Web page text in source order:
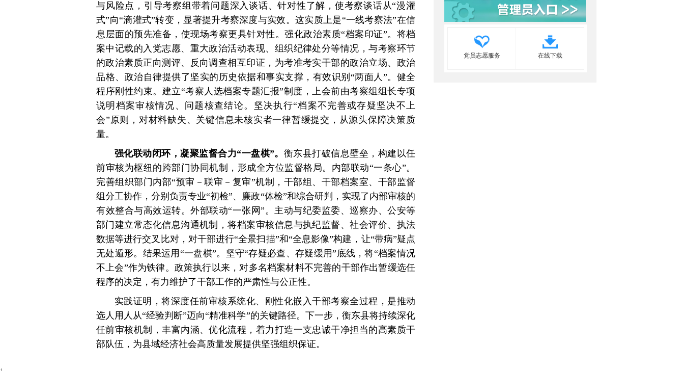
与风险点，引导考察组带着问题深入谈话、针对性了解，使考察谈话从“漫灌
式”向“滴灌式”转变，显著提升考察深度与实效。这实质上是“一线考察法”在信
息层面的预先准备，使现场考察更具针对性。强化政治素质“档案印证”。将档
案中记载的入党志愿、重大政治活动表现、组织纪律处分等情况，与考察环节
的政治素质正向测评、反向调查相互印证，为考准考实干部的政治立场、政治
品格、政治自律提供了坚实的历史依据和事实支撑，有效识别“两面人”。健全
程序刚性约束。建立“考察人选档案专题汇报”制度，上会前由考察组组长专项
说明档案审核情况、问题核查结论。坚决执行“档案不完善或存疑坚决不上
会”原则，对材料缺失、关键信息未核实者一律暂缓提交，从源头保障决策质
量。
强化联动闭环，凝聚监督合力“一盘棋”。 衡东县打破信息壁垒，构建以任
前审核为枢纽的跨部门协同机制，形成全方位监督格局。内部联动“一条心”。
完善组织部门内部“预审－联审－复审”机制，干部组、干部档案室、干部监督
组分工协作，分别负责专业“初检”、廉政“体检”和综合研判，实现了内部审核的
有效整合与高效运转。外部联动“一张网”。主动与纪委监委、巡察办、公安等
部门建立常态化信息沟通机制，将档案审核信息与执纪监督、社会评价、执法
数据等进行交叉比对，对干部进行“全景扫描”和“全息影像”构建，让“带病”疑点
无处遁形。结果运用“一盘棋”。坚守“存疑必查、存疑缓用”底线，将“档案情况
不上会”作为铁律。政策执行以来，对多名档案材料不完善的干部作出暂缓选任
程序的决定，有力维护了干部工作的严肃性与公正性。
实践证明，将深度任前审核系统化、刚性化嵌入干部考察全过程，是推动
选人用人从“经验判断”迈向“精准科学”的关键路径。下一步，衡东县将持续深化
任前审核机制，丰富内涵、优化流程，着力打造一支忠诚干净担当的高素质干
部队伍，为县域经济社会高质量发展提供坚强组织保证。
党员志愿服务 在线下载